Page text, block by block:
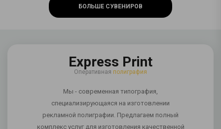
БОЛЬШЕ СУВЕНИРОВ
Express Print
Оперативная полиграфия
Мы - современная типография,
специализирующаяся на изготовлении
рекламной полиграфии. Предлагаем полный
комплекс услуг для изготовления качественной